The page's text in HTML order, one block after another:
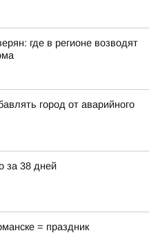
где в регионе возводят
город от аварийного
за 38 дней
= праздник